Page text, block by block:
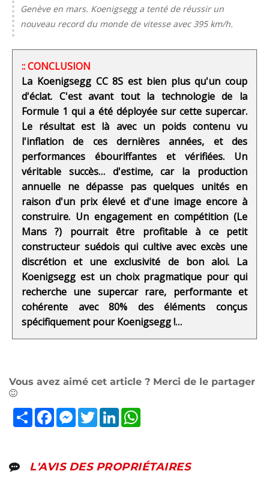
Genève en mars. Koenigsegg a tenté de réussir un
nouveau record du monde de vitesse avec 395 km/h.
:: CONCLUSION
La Koenigsegg CC 8S est bien plus qu'un coup
d'éclat. C'est avant tout la technologie de la
Formule 1 qui a été déployée sur cette supercar.
Le résultat est là avec un poids contenu vu
l'inflation de ces dernières années, et des
performances ébouriffantes et vérifiées. Un
véritable succès… d'estime, car la production
annuelle ne dépasse pas quelques unités en
raison d'un prix élevé et d'une image encore à
construire. Un engagement en compétition (Le
Mans ?) pourrait être profitable à ce petit
constructeur suédois qui cultive avec excès une
discrétion et une exclusivité de bon aloi. La
Koenigsegg est un choix pragmatique pour qui
recherche une supercar rare, performante et
cohérente avec 80% des éléments conçus
spécifiquement pour Koenigsegg !…
Vous avez aimé cet article ? Merci de le partager
PartagerFacebookMessenger
TwitterLinkedIn
L'AVIS DES PROPRIÉTAIRES